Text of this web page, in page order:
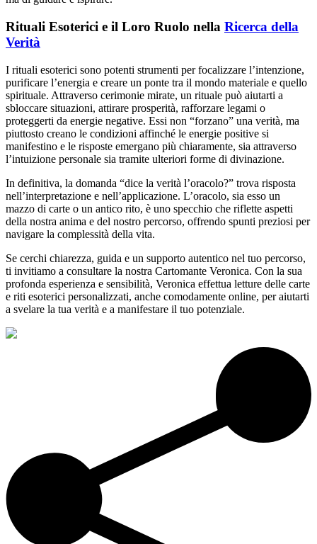
Rituali Esoterici e il Loro Ruolo nella Ricerca della
Verità
I rituali esoterici sono potenti strumenti per focalizzare l’intenzione,
purificare l’energia e creare un ponte tra il mondo materiale e quello
spirituale. Attraverso cerimonie mirate, un rituale può aiutarti a
sbloccare situazioni, attirare prosperità, rafforzare legami o
proteggerti da energie negative. Essi non “forzano” una verità, ma
piuttosto creano le condizioni affinché le energie positive si
manifestino e le risposte emergano più chiaramente, sia attraverso
l’intuizione personale sia tramite ulteriori forme di divinazione.
In definitiva, la domanda “dice la verità l’oracolo?” trova risposta
nell’interpretazione e nell’applicazione. L’oracolo, sia esso un
mazzo di carte o un antico rito, è uno specchio che riflette aspetti
della nostra anima e del nostro percorso, offrendo spunti preziosi per
navigare la complessità della vita.
Se cerchi chiarezza, guida e un supporto autentico nel tuo percorso,
ti invitiamo a consultare la nostra Cartomante Veronica. Con la sua
profonda esperienza e sensibilità, Veronica effettua letture delle carte
e riti esoterici personalizzati, anche comodamente online, per aiutarti
a svelare la tua verità e a manifestare il tuo potenziale.